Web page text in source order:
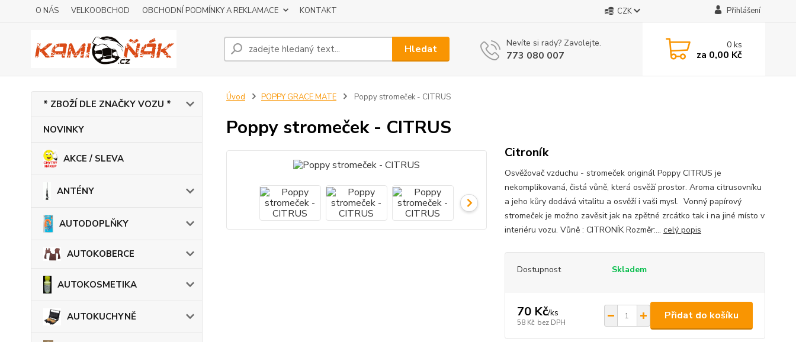
O NÁS VELKOOBCHOD OBCHODNÍ PODMÍNKY A REKLAMACE KONTAKT CZK Přihlášení
Hledat Nevíte si rady? Zavolejte.
773 080 007
0ks
za 0,00 Kč
* ZBOŽÍ DLE ZNAČKY VOZU *
NOVINKY
AKCE / SLEVA
ANTÉNY
AUTODOPLŇKY
AUTOKOBERCE
AUTOKOSMETIKA
AUTOKUCHYNĚ
Úvod POPPY GRACE MATE Poppy stromeček - CITRUS
Poppy stromeček - CITRUS
Citroník
Osvěžovač vzduchu - stromeček originál Poppy CITRUS je
nekomplikovaná, čistá vůně, která osvěží prostor. Aroma citrusovníku
a jeho kůry dodává vitalitu a osvěží i vaši mysl. Vonný papírový
stromeček je možno zavěsit jak na zpětné zrcátko tak i na jiné místo v
interiéru vozu. Vůně : CITRONÍK Rozměr:... celý popis
Dostupnost Skladem
70 Kč/ks
58 Kč bez DPH
Přidat do košíku